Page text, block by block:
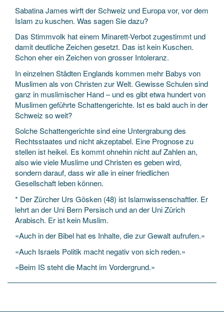
Sabatina James wirft der Schweiz und Europa vor, vor dem
Islam zu kuschen. Was sagen Sie dazu?
Das Stimmvolk hat einem Minarett-Verbot zugestimmt und
damit deutliche Zeichen gesetzt. Das ist kein Kuschen.
Schon eher ein Zeichen von grosser Intoleranz.
In einzelnen Städten Englands kommen mehr Babys von
Muslimen als von Christen zur Welt. Gewisse Schulen sind
ganz in muslimischer Hand – und es gibt etwa hundert von
Muslimen geführte Schattengerichte. Ist es bald auch in der
Schweiz so weit?
Solche Schattengerichte sind eine Untergrabung des
Rechtsstaates und nicht akzeptabel. Eine Prognose zu
stellen ist heikel. Es kommt ohnehin nicht auf Zahlen an,
also wie viele Muslime und Christen es geben wird,
sondern darauf, dass wir alle in einer friedlichen
Gesellschaft leben können.
* Der Zürcher Urs Gösken (48) ist Islamwissenschaftler. Er
lehrt an der Uni Bern Persisch und an der Uni Zürich
Arabisch. Er ist kein Muslim.
«Auch in der Bibel hat es Inhalte, die zur Gewalt aufrufen.»
«Auch Israels Politik macht negativ von sich reden.»
«Beim IS steht die Macht im Vordergrund.»